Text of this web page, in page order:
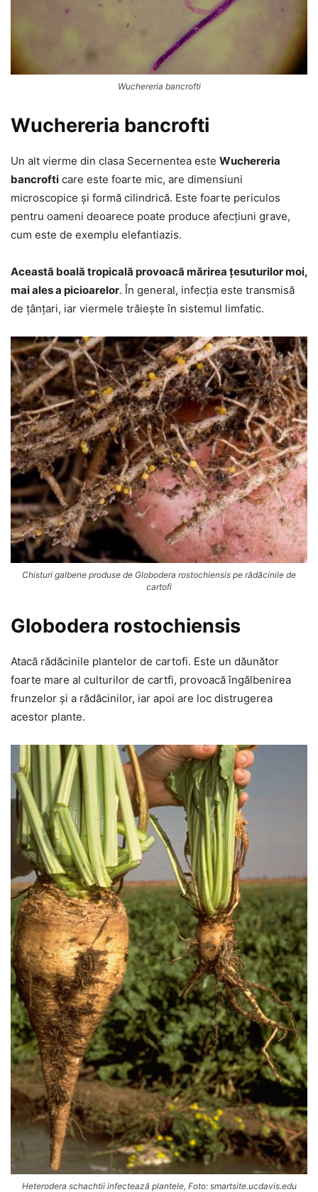
Wuchereria bancrofti
Wuchereria bancrofti
Un alt vierme din clasa Secernentea este Wuchereria
bancrofti care este foarte mic, are dimensiuni
microscopice și formă cilindrică. Este foarte periculos
pentru oameni deoarece poate produce afecțiuni grave,
cum este de exemplu elefantiazis.
Această boală tropicală provoacă mărirea țesuturilor moi,
mai ales a picioarelor. În general, infecția este transmisă
de țânțari, iar viermele trăiește în sistemul limfatic.
Chisturi galbene produse de Globodera rostochiensis pe rădăcinile de
cartofi
Globodera rostochiensis
Atacă rădăcinile plantelor de cartofi. Este un dăunător
foarte mare al culturilor de cartfi, provoacă îngălbenirea
frunzelor și a rădăcinilor, iar apoi are loc distrugerea
acestor plante.
Heterodera schachtii infectează plantele, Foto: smartsite.ucdavis.edu